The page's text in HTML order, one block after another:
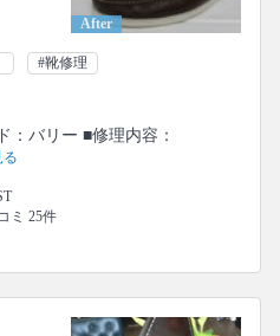
After
#靴修理
：バリー ■修理内容：
る
ミ 25件